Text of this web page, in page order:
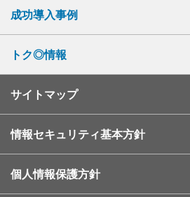
成功導入事例
トク◎情報
サイトマップ
情報セキュリティ基本方針
個人情報保護方針